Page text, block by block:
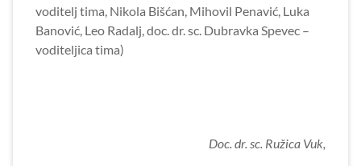
voditelj tima, Nikola Bišćan, Mihovil Penavić, Luka
Banović, Leo Radalj, doc. dr. sc. Dubravka Spevec –
voditeljica tima)
Doc. dr. sc. Ružica Vuk,